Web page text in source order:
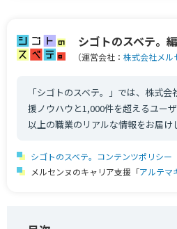
シゴトのスベテ。
（運営会社： 株式会社メル
「シゴトのスベテ。」では、株式
援ノウハウと1,000件を超えるユー
以上の職業のリアルな情報をお届け
シゴトのスベテ。コンテンツポリシー
メルセンヌのキャリア支援「アルテマ